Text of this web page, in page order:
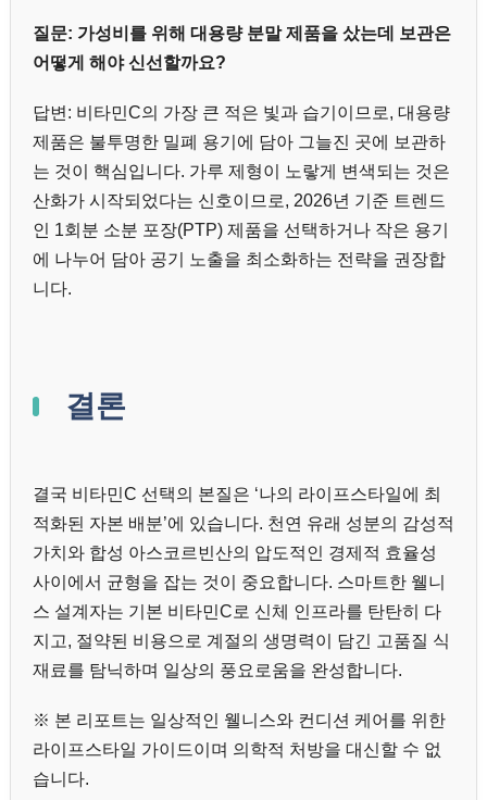
질문: 가성비를 위해 대용량 분말 제품을 샀는데 보관은
어떻게 해야 신선할까요?
답변: 비타민C의 가장 큰 적은 빛과 습기이므로, 대용량
제품은 불투명한 밀폐 용기에 담아 그늘진 곳에 보관하
는 것이 핵심입니다. 가루 제형이 노랗게 변색되는 것은
산화가 시작되었다는 신호이므로, 2026년 기준 트렌드
인 1회분 소분 포장(PTP) 제품을 선택하거나 작은 용기
에 나누어 담아 공기 노출을 최소화하는 전략을 권장합
니다.
결론
결국 비타민C 선택의 본질은 ‘나의 라이프스타일에 최
적화된 자본 배분’에 있습니다. 천연 유래 성분의 감성적
가치와 합성 아스코르빈산의 압도적인 경제적 효율성
사이에서 균형을 잡는 것이 중요합니다. 스마트한 웰니
스 설계자는 기본 비타민C로 신체 인프라를 탄탄히 다
지고, 절약된 비용으로 계절의 생명력이 담긴 고품질 식
재료를 탐닉하며 일상의 풍요로움을 완성합니다.
※ 본 리포트는 일상적인 웰니스와 컨디션 케어를 위한
라이프스타일 가이드이며 의학적 처방을 대신할 수 없
습니다.